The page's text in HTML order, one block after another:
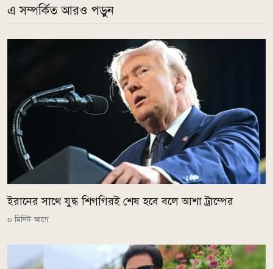
এ সম্পর্কিত আরও পড়ুন
ইরানের সাথে যুদ্ধ শিগগিরই শেষ হবে বলে আশা ট্রাম্পের
০ মিনিট আগে